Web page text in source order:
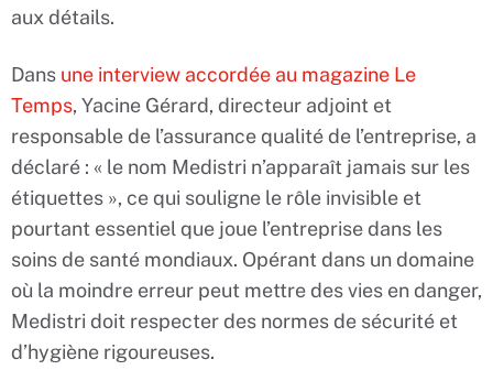
aux détails.
Dans une interview accordée au magazine Le
Temps, Yacine Gérard, directeur adjoint et
responsable de l’assurance qualité de l’entreprise, a
déclaré : « le nom Medistri n’apparaît jamais sur les
étiquettes », ce qui souligne le rôle invisible et
pourtant essentiel que joue l’entreprise dans les
soins de santé mondiaux. Opérant dans un domaine
où la moindre erreur peut mettre des vies en danger,
Medistri doit respecter des normes de sécurité et
d’hygiène rigoureuses.